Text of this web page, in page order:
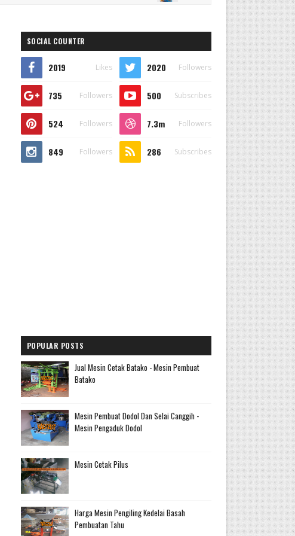
SOCIAL COUNTER
2019 Likes 2020 Followers
735 Followers 500 Subscribes
524 Followers 7.3m Followers
849 Followers 286 Subscribes
POPULAR POSTS
Jual Mesin Cetak Batako - Mesin Pembuat
Batako
Mesin Pembuat Dodol Dan Selai Canggih -
Mesin Pengaduk Dodol
Mesin Cetak Pilus
Harga Mesin Pengiling Kedelai Basah
Pembuatan Tahu